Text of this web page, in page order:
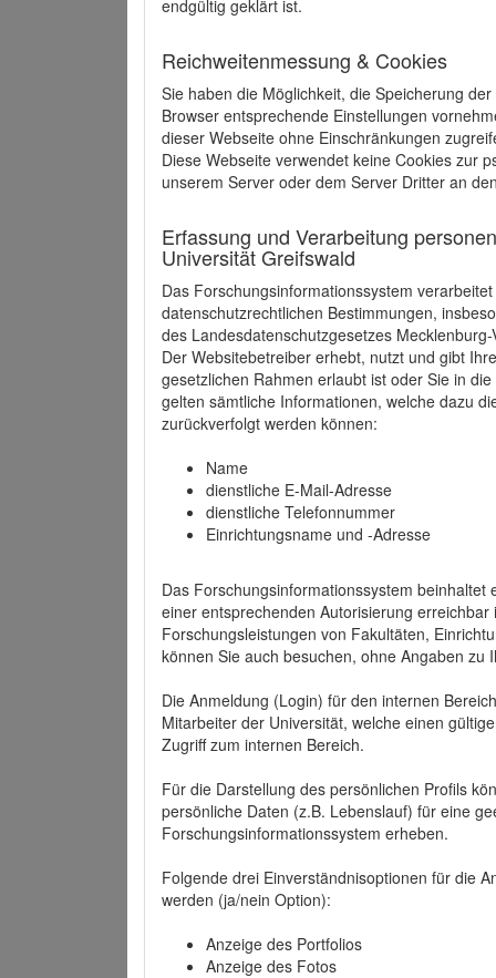
endgültig geklärt ist.
Reichweitenmessung & Cookies
Sie haben die Möglichkeit, die Speicherung
Browser entsprechende Einstellungen
dieser Webseite ohne Einschränkungen
Diese Webseite verwendet keine Cookies zur
unserem Server oder dem Server Dritter an
Erfassung und Verarbeitung
Universität Greifswald
Das Forschungsinformationssystem
datenschutzrechtlichen Bestimmungen,
des Landesdatenschutzgesetzes
Der Websitebetreiber erhebt, nutzt und gibt
gesetzlichen Rahmen erlaubt ist oder Sie in
gelten sämtliche Informationen, welche dazu
zurückverfolgt werden können:
Name
dienstliche E-Mail-Adresse
dienstliche Telefonnummer
Einrichtungsname und -Adresse
Das Forschungsinformationssystem beinhaltet
einer entsprechenden Autorisierung
Forschungsleistungen von Fakultäten,
können Sie auch besuchen, ohne Angaben zu
Die Anmeldung (Login) für den internen
Mitarbeiter der Universität, welche einen
Zugriff zum internen Bereich.
Für die Darstellung des persönlichen Profils
persönliche Daten (z.B. Lebenslauf) für eine
Forschungsinformationssystem erheben.
Folgende drei Einverständnisoptionen für die
werden (ja/nein Option):
Anzeige des Portfolios
Anzeige des Fotos